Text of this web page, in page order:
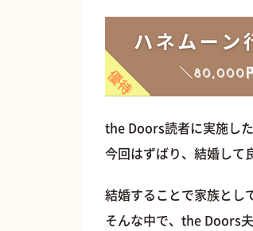
the Doors読者に実施し
今回はずばり、結婚して
結婚することで家族とし
そんな中で、the Doors